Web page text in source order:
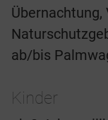
Übernachtung,
ab/bis
Kinder